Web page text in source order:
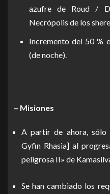
azufre de Roud /
Necrópolis de los
Incremento del 50 %
(de noche).
– Misiones
A partir de ahora, sólo
Gyfin Rhasia] al
peligrosa II» de
Se han cambiado los